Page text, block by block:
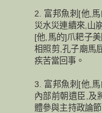
2. 富邦魚刺[他,
災水災連續來,山
[他,馬的]爪耙子
相照剪,孔子廟馬
疾苦當回事。
3. 富邦魚刺[他,
內部前朝遺臣,及
體參與主持政論